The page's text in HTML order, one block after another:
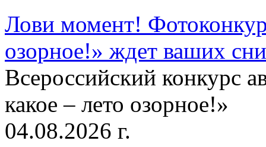
Лови момент!
озорное!» ждет ваших
Всероссийский конкурс
какое – лето озорное!»
04.08.2026 г.